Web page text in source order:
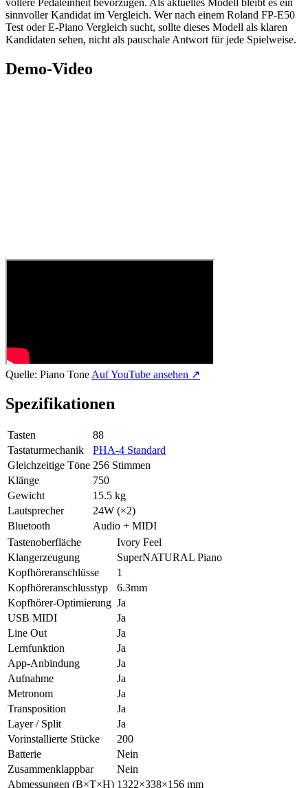
vollere Pedaleinheit bevorzugen. Als aktuelles Modell bleibt es ein
sinnvoller Kandidat im Vergleich. Wer nach einem Roland FP-E50
Test oder E-Piano Vergleich sucht, sollte dieses Modell als klaren
Kandidaten sehen, nicht als pauschale Antwort für jede Spielweise.
Demo-Video
Quelle: Piano Tone Auf YouTube ansehen ↗
Spezifikationen
Tasten
88
Tastaturmechanik
PHA-4 Standard
Gleichzeitige Töne 256 Stimmen
Klänge
750
Gewicht
15.5 kg
Lautsprecher
24W (×2)
Bluetooth
Audio + MIDI
Tastenoberfläche
Ivory Feel
Klangerzeugung
SuperNATURAL Piano
Kopfhöreranschlüsse
1
Kopfhöreranschlusstyp
6.3mm
Kopfhörer-Optimierung Ja
USB MIDI
Ja
Line Out
Ja
Lernfunktion
Ja
App-Anbindung
Ja
Aufnahme
Ja
Metronom
Ja
Transposition
Ja
Layer / Split
Ja
Vorinstallierte Stücke
200
Batterie
Nein
Zusammenklappbar
Nein
Abmessungen (B×T×H) 1322×338×156 mm